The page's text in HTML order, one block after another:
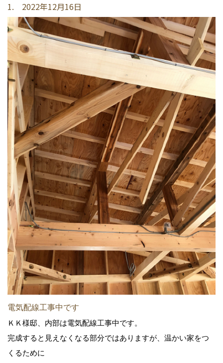
1. 2022年12月16日
電気配線工事中です
ＫＫ様邸、内部は電気配線工事中です。
完成すると見えなくなる部分ではありますが、温かい家をつ
くるために